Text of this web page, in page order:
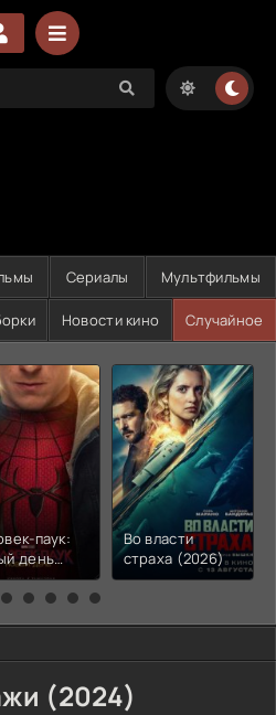
Сериалы Мультфильмы
Новости кино Случайное
паук:
день
Во власти
страха (2026)
(2024)